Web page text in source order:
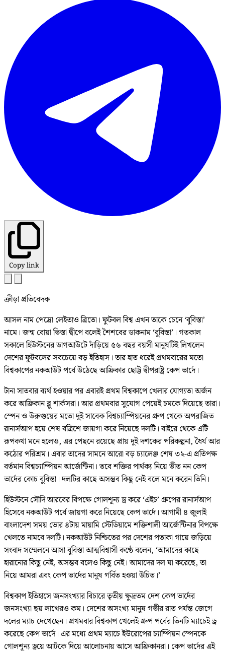
Copy link
ক্রীড়া প্রতিবেদক
আসল নাম পেদ্রো লেইতাও ব্রিতো। ফুটবল বিশ্ব এখন তাকে চেনে ‘বুবিস্তা’
নামে। জন্ম বোয়া ভিস্তা দ্বীপে বলেই শৈশবের ডাকনাম ‘বুবিস্তা’। গতকাল
সকালে হিউস্টনের ডাগআউটে দাঁড়িয়ে ৫৬ বছর বয়সী মানুষটিই লিখলেন
দেশের ফুটবলের সবচেয়ে বড় ইতিহাস। তার হাত ধরেই প্রথমবারের মতো
বিশ্বকাপের নকআউট পর্বে উঠেছে আফ্রিকার ছোট্ট দ্বীপরাষ্ট্র কেপ ভার্দে।
টানা সাতবার ব্যর্থ হওয়ার পর এবারই প্রথম বিশ্বকাপে খেলার যোগ্যতা অর্জন
করে আফ্রিকান ব্লু শার্কসরা। আর প্রথমবার সুযোগ পেয়েই চমকে দিয়েছে তারা।
স্পেন ও উরুগুয়ের মতো দুই সাবেক বিশ্বচ্যাম্পিয়নের গ্রুপ থেকে অপরাজিত
রানার্সআপ হয়ে শেষ বত্রিশে জায়গা করে নিয়েছে দলটি। বাইরে থেকে এটি
রূপকথা মনে হলেও, এর পেছনে রয়েছে প্রায় দুই দশকের পরিকল্পনা, ধৈর্য আর
কঠোর পরিশ্রম। এবার তাদের সামনে আরো বড় চ্যালেঞ্জ শেষ ৩২-এ প্রতিপক্ষ
বর্তমান বিশ্বচ্যাম্পিয়ন আর্জেন্টিনা। তবে শক্তির পার্থক্য নিয়ে ভীত নন কেপ
ভার্দের কোচ বুবিস্তা। দলটির কাছে অসম্ভব কিছু নেই বলে মনে করেন তিনি।
হিউস্টনে সৌদি আরবের বিপক্ষে গোলশূন্য ড্র করে ‘এইচ’ গ্রুপের রানার্সআপ
হিসেবে নকআউট পর্বে জায়গা করে নিয়েছে কেপ ভার্দে। আগামী ৪ জুলাই
বাংলাদেশ সময় ভোর ৪টায় মায়ামি স্টেডিয়ামে শক্তিশালী আর্জেন্টিনার বিপক্ষে
খেলতে নামবে দলটি। নকআউট নিশ্চিতের পর দেশের পতাকা গায়ে জড়িয়ে
সংবাদ সম্মেলনে আসা বুবিস্তা আত্মবিশ্বাসী কণ্ঠে বলেন, ‘আমাদের কাছে
হারানোর কিছু নেই, অসম্ভব বলেও কিছু নেই। আমাদের দল যা করেছে, তা
নিয়ে আমরা এবং কেপ ভার্দের মানুষ গর্বিত হওয়া উচিত।’
বিশ্বকাপ ইতিহাসে জনসংখ্যার বিচারে তৃতীয় ক্ষুদ্রতম দেশ কেপ ভার্দের
জনসংখ্যা ছয় লাখেরও কম। দেশের অসংখ্য মানুষ গভীর রাত পর্যন্ত জেগে
দলের ম্যাচ দেখেছেন। প্রথমবার বিশ্বকাপ খেলেই গ্রুপ পর্বের তিনটি ম্যাচেই ড্র
করেছে কেপ ভার্দে। এর মধ্যে প্রথম ম্যাচে ইউরোপের চ্যাম্পিয়ন স্পেনকে
গোলশূন্য ড্রয়ে আটকে দিয়ে আলোচনায় আসে আফ্রিকানরা। কেপ ভার্দের এই